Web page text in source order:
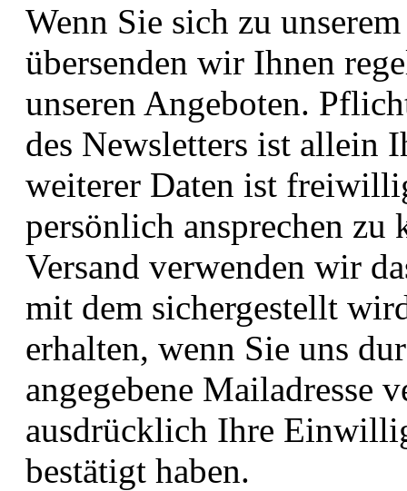
Wenn Sie sich zu
übersenden wir Ihnen
unseren Angeboten.
des Newsletters ist allein
weiterer Daten ist
persönlich ansprechen zu
Versand verwenden wir
mit dem sichergestellt
erhalten, wenn Sie uns
angegebene Mailadresse
ausdrücklich Ihre
bestätigt haben.